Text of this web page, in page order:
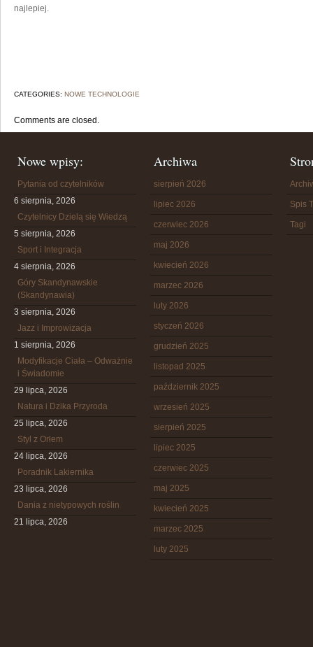
najlepiej.
CATEGORIES: NOWE TECHNOLOGIE
Comments are closed.
Nowe wpisy:
Pytania od czytelników
6 sierpnia, 2026
Czytelnicy Dzielą się Wiedzą
5 sierpnia, 2026
Sport i Integracja
4 sierpnia, 2026
Góry Skandynawskie
(Skandynawia)
3 sierpnia, 2026
Jazz i Improwizacja
1 sierpnia, 2026
Modyfikacje Ciała – Odważnie
i Świadomie
29 lipca, 2026
Natura i Dzika Przyroda
25 lipca, 2026
Styl z Orłem
24 lipca, 2026
Poradnik Lakiernika
23 lipca, 2026
Dania z nietypowych roślin
21 lipca, 2026
Archiwa
sierpień 2026
lipiec 2026
czerwiec 2026
maj 2026
kwiecień 2026
marzec 2026
luty 2026
styczeń 2026
grudzień 2025
listopad 2025
październik 2025
wrzesień 2025
sierpień 2025
lipiec 2025
czerwiec 2025
maj 2025
kwiecień 2025
marzec 2025
luty 2025
Spis
Tagi